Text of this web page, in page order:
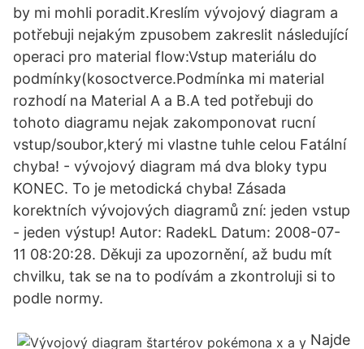
by mi mohli poradit.Kreslím vývojový diagram a
potřebuji nejakým zpusobem zakreslit následující
operaci pro material flow:Vstup materiálu do
podmínky(kosoctverce.Podmínka mi material
rozhodí na Material A a B.A ted potřebuji do
tohoto diagramu nejak zakomponovat rucní
vstup/soubor,který mi vlastne tuhle celou Fatální
chyba! - vývojový diagram má dva bloky typu
KONEC. To je metodická chyba! Zásada
korektních vývojových diagramů zní: jeden vstup
- jeden výstup! Autor: RadekL Datum: 2008-07-
11 08:20:28. Děkuji za upozornění, až budu mít
chvilku, tak se na to podívám a zkontroluji si to
podle normy.
Najde